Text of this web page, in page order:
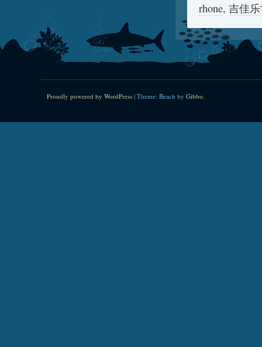
rhone, 吉佳
Proudly powered by WordPress | Theme: Beach by Gibbo